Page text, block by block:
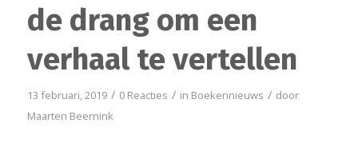
de drang om een
verhaal te vertellen
13 februari, 2019 / 0 Reacties / in Boekennieuws / door
Maarten Beernink